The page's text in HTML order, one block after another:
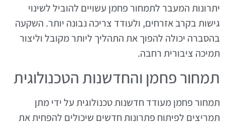
יתרונות המעבר לתמחור פחמן עשויים להוביל לשינוי
גישות בקרב אזרחים, ולעודד צריכה נבונה יותר. השקעה
בהסברה יכולה להפוך את התהליך ליותר מקובל וליצור
תמיכה ציבורית רחבה.
תמחור פחמן והחדשנות הטכנולוגית
תמחור פחמן מעודד חדשנות טכנולוגית על ידי מתן
תמריצים לפיתוח פתרונות חדשים שיכולים להפחית את